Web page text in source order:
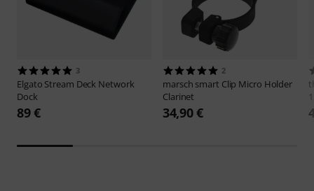
3
Elgato Stream Deck Network
Dock
89 €
2
marsch smart Clip Micro Holder
Clarinet
34,90 €